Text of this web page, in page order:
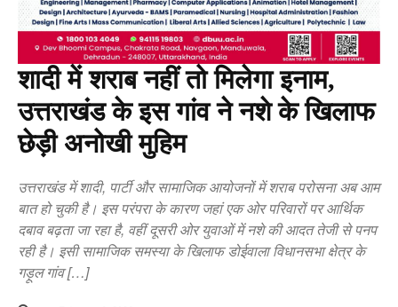
शादी में शराब नहीं तो मिलेगा इनाम,
उत्तराखंड के इस गांव ने नशे के खिलाफ
छेड़ी अनोखी मुहिम
उत्तराखंड में शादी, पार्टी और सामाजिक आयोजनों में शराब परोसना अब आम
बात हो चुकी है। इस परंपरा के कारण जहां एक ओर परिवारों पर आर्थिक
दबाव बढ़ता जा रहा है, वहीं दूसरी ओर युवाओं में नशे की आदत तेजी से पनप
रही है। इसी सामाजिक समस्या के खिलाफ डोईवाला विधानसभा क्षेत्र के
गड़ूल गांव […]